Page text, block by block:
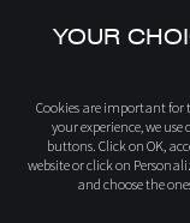
UN CONTACTO
YOUR
Cookies are important for
your experience, we
buttons. Click on OK,
website or click on
and choose the